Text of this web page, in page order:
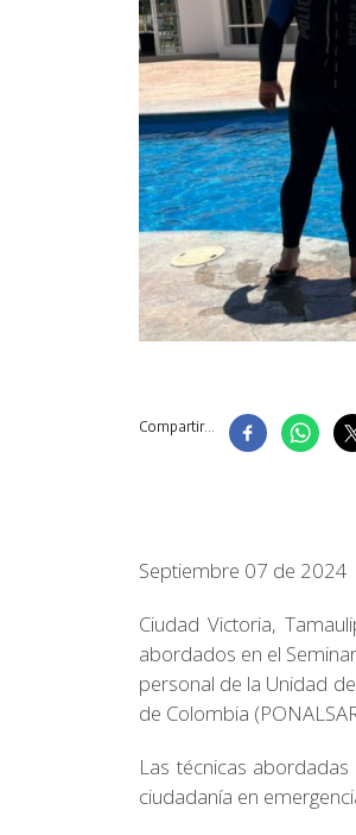
Compartir...
Septiembre 07 de 2024
Ciudad Victoria,
abordados en el
personal de la Unidad
de Colombia
Las técnicas
ciudadanía en